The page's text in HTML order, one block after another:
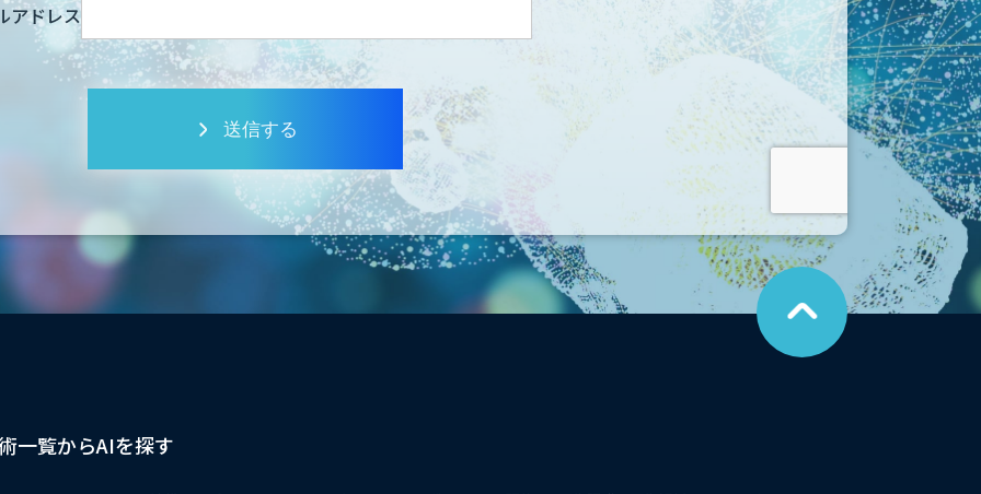
アドレス
送信する
こ
の
ペ
ー
ジ
一覧からAIを探す